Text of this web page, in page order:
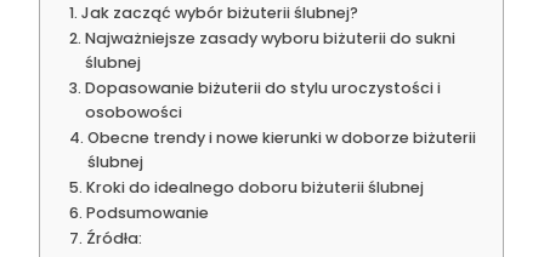
Jak zacząć wybór biżuterii ślubnej?
Najważniejsze zasady wyboru biżuterii do sukni
ślubnej
Dopasowanie biżuterii do stylu uroczystości i
osobowości
Obecne trendy i nowe kierunki w doborze biżuterii
ślubnej
Kroki do idealnego doboru biżuterii ślubnej
Podsumowanie
Źródła: